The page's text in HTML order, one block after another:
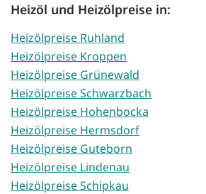
Heizöl und Heizölpreise in:
Heizölpreise Ruhland
Heizölpreise Kroppen
Heizölpreise Grünewald
Heizölpreise Schwarzbach
Heizölpreise Hohenbocka
Heizölpreise Hermsdorf
Heizölpreise Guteborn
Heizölpreise Lindenau
Heizölpreise Schipkau